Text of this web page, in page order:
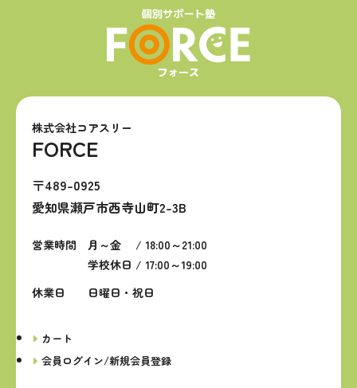
株式会社コアスリー
FORCE
〒489-0925
愛知県瀬戸市西寺山町2-3B
営業時間
月～金 / 18:00～21:00
学校休日 / 17:00～19:00
休業日
日曜日・祝日
カート
会員ログイン/新規会員登録